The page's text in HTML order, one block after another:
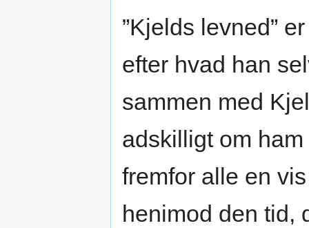
”Kjelds levned”
efter hvad han
sammen med
adskilligt om
fremfor alle en
henimod den tid,